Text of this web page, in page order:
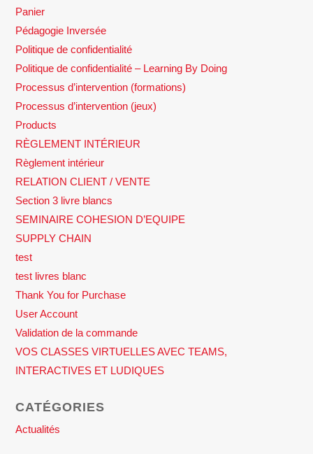
Panier
Pédagogie Inversée
Politique de confidentialité
Politique de confidentialité – Learning By Doing
Processus d’intervention (formations)
Processus d’intervention (jeux)
Products
RÈGLEMENT INTÉRIEUR
Règlement intérieur
RELATION CLIENT / VENTE
Section 3 livre blancs
SEMINAIRE COHESION D’EQUIPE
SUPPLY CHAIN
test
test livres blanc
Thank You for Purchase
User Account
Validation de la commande
VOS CLASSES VIRTUELLES AVEC TEAMS,
INTERACTIVES ET LUDIQUES
CATÉGORIES
Actualités